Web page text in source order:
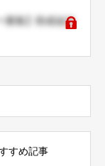
募集】助成金診
すめ記事